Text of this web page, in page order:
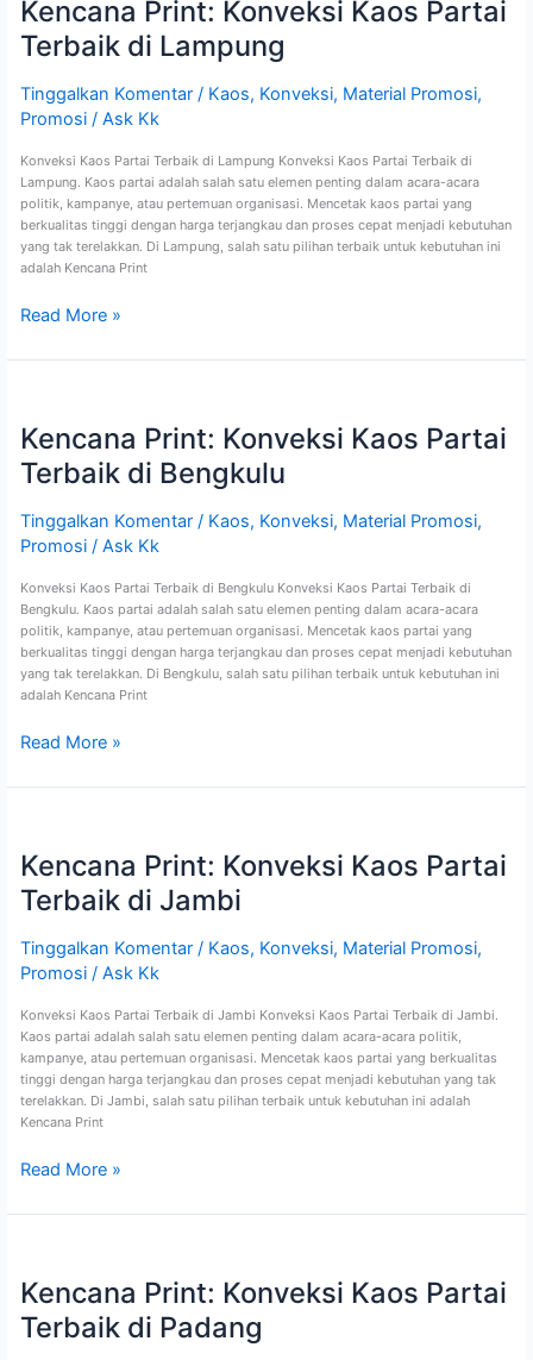
Kencana Print: Konveksi Kaos Partai
Terbaik di Lampung
Tinggalkan Komentar / Kaos, Konveksi, Material Promosi,
Promosi/ Ask Kk
Konveksi Kaos Partai Terbaik di Lampung Konveksi Kaos Partai Terbaik di
Lampung. Kaos partai adalah salah satu elemen penting dalam acara-acara
politik, kampanye, atau pertemuan organisasi. Mencetak kaos partai yang
berkualitas tinggi dengan harga terjangkau dan proses cepat menjadi kebutuhan
yang tak terelakkan. Di Lampung, salah satu pilihan terbaik untuk kebutuhan ini
adalah Kencana Print
Konveksi
Kaos
Partai
di
Lampung
Read More »
Kencana Print: Konveksi Kaos Partai
Terbaik di Bengkulu
Tinggalkan Komentar / Kaos, Konveksi, Material Promosi,
Promosi/ Ask Kk
Konveksi Kaos Partai Terbaik di Bengkulu Konveksi Kaos Partai Terbaik di
Bengkulu. Kaos partai adalah salah satu elemen penting dalam acara-acara
politik, kampanye, atau pertemuan organisasi. Mencetak kaos partai yang
berkualitas tinggi dengan harga terjangkau dan proses cepat menjadi kebutuhan
yang tak terelakkan. Di Bengkulu, salah satu pilihan terbaik untuk kebutuhan ini
adalah Kencana Print
Konveksi
Kaos
Partai
di
Bengkulu
Read More »
Kencana Print: Konveksi Kaos Partai
Terbaik di Jambi
Tinggalkan Komentar / Kaos, Konveksi, Material Promosi,
Promosi/ Ask Kk
Konveksi Kaos Partai Terbaik di Jambi Konveksi Kaos Partai Terbaik di Jambi.
Kaos partai adalah salah satu elemen penting dalam acara-acara politik,
kampanye, atau pertemuan organisasi. Mencetak kaos partai yang berkualitas
tinggi dengan harga terjangkau dan proses cepat menjadi kebutuhan yang tak
terelakkan. Di Jambi, salah satu pilihan terbaik untuk kebutuhan ini adalah
Kencana Print
Konveksi
Kaos
Partai
di
Jambi
Read More »
Kencana Print: Konveksi Kaos Partai
Terbaik di Padang
Konveksi
Kaos
Partai